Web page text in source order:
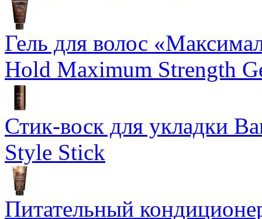
Гель для волос
Hold Maximum Strength
Стик-воск для укладки
Style Stick
Питательный